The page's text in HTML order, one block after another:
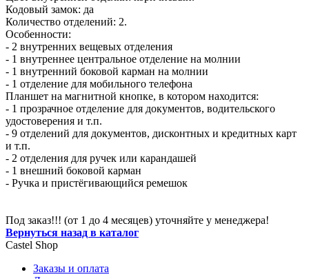
Кодовый замок: да
Количество отделений: 2.
Особенности:
- 2 внутренних вещевых отделения
- 1 внутреннее центральное отделение на молнии
- 1 внутренний боковой карман на молнии
- 1 отделение для мобильного телефона
Планшет на магнитной кнопке, в котором находится:
- 1 прозрачное отделение для документов, водительского
удостоверения и т.п.
- 9 отделений для документов, дисконтных и кредитных карт
и т.п.
- 2 отделения для ручек или карандашей
- 1 внешний боковой карман
- Ручка и пристёгивающийся ремешок
Под заказ!!! (от 1 до 4 месяцев) уточняйте у менеджера!
Вернуться назад в каталог
Castel Shop
Заказы и оплата